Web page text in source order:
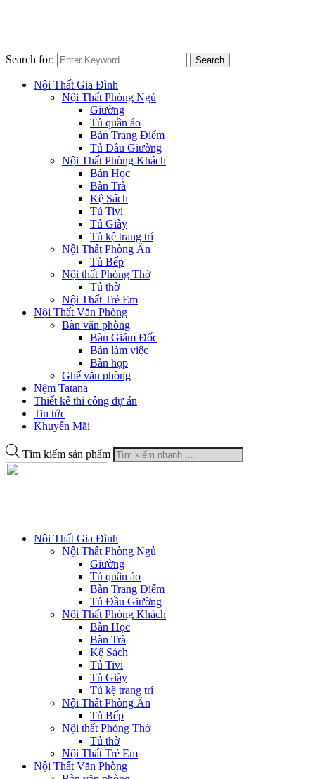
Search for: Search
Nội Thất Gia Đình
Nội Thất Phòng Ngủ
Giường
Tủ quần áo
Bàn Trang Điểm
Tủ Đầu Giường
Nội Thất Phòng Khách
Bàn Học
Bàn Trà
Kệ Sách
Tủ Tivi
Tủ Giày
Tủ kệ trang trí
Nội Thất Phòng Ăn
Tủ Bếp
Nội thất Phòng Thờ
Tủ thờ
Nội Thất Trẻ Em
Nội Thất Văn Phòng
Bàn văn phòng
Bàn Giám Đốc
Bàn làm việc
Bàn họp
Ghế văn phòng
Nệm Tatana
Thiết kế thi công dự án
Tin tức
Khuyến Mãi
Tìm kiếm sản phẩm
Nội Thất Gia Đình
Nội Thất Phòng Ngủ
Giường
Tủ quần áo
Bàn Trang Điểm
Tủ Đầu Giường
Nội Thất Phòng Khách
Bàn Học
Bàn Trà
Kệ Sách
Tủ Tivi
Tủ Giày
Tủ kệ trang trí
Nội Thất Phòng Ăn
Tủ Bếp
Nội thất Phòng Thờ
Tủ thờ
Nội Thất Trẻ Em
Nội Thất Văn Phòng